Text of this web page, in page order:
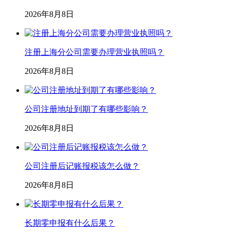
2026年8月8日
注册上海分公司需要办理营业执照吗？
2026年8月8日
公司注册地址到期了有哪些影响？
2026年8月8日
公司注册后记账报税该怎么做？
2026年8月8日
长期零申报有什么后果？